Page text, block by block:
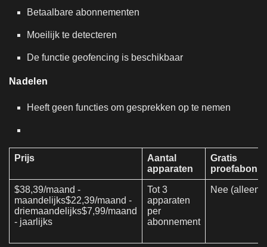
Betaalbare abonnementen
Moeilijk te detecteren
De functie geofencing is beschikbaar
Nadelen
Heeft geen functies om gesprekken op te nemen
Prijs
Aantal
apparaten
Gratis
$38,39/maand -
maandelijks$22,39/maand -
driemaandelijks$7,99/maand
- jaarlijks
Tot 3
apparaten
per
abonnement
Nee (alleen